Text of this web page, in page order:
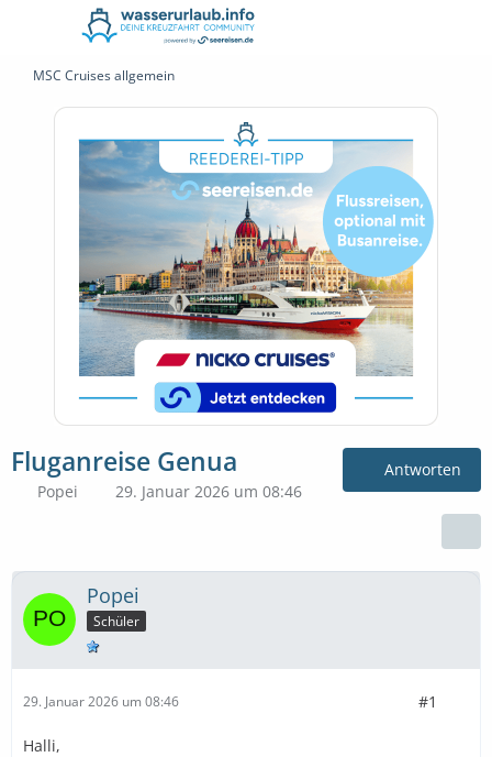
MSC Cruises allgemein
Fluganreise Genua
Popei 29. Januar 2026 um 08:46
Antworten
Popei
Schüler
29. Januar 2026 um 08:46 #1
Halli,